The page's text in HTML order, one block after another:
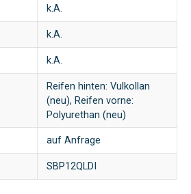
k.A.
k.A.
k.A.
Reifen hinten: Vulkollan
(neu), Reifen vorne:
Polyurethan (neu)
auf Anfrage
SBP12QLDI